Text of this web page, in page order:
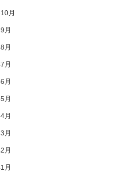
月
月
月
月
月
月
月
月
月
月